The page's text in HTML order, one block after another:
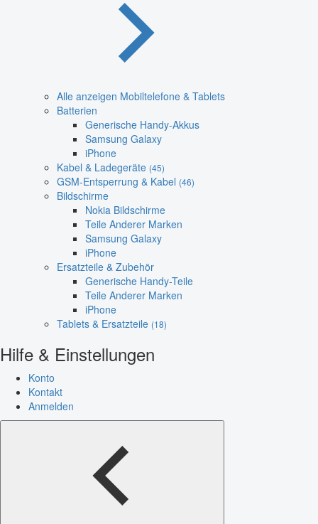
Alle anzeigen Mobiltelefone & Tablets
Batterien
Generische Handy-Akkus
Samsung Galaxy
iPhone
Kabel & Ladegeräte (45)
GSM-Entsperrung & Kabel (46)
Bildschirme
Nokia Bildschirme
Teile Anderer Marken
Samsung Galaxy
iPhone
Ersatzteile & Zubehör
Generische Handy-Teile
Teile Anderer Marken
iPhone
Tablets & Ersatzteile (18)
Hilfe & Einstellungen
Konto
Kontakt
Anmelden